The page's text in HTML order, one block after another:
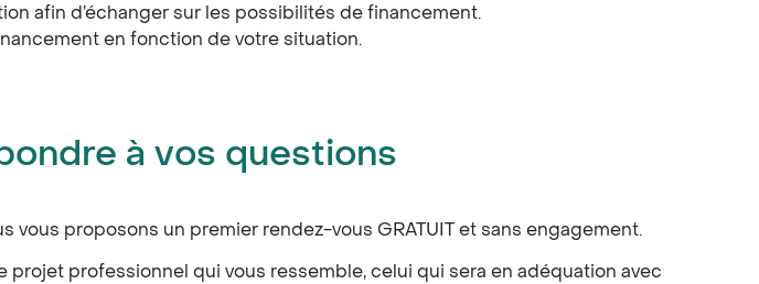
afin d’échanger sur les possibilités de financement.
en fonction de votre situation.
à vos questions
proposons un premier rendez-vous GRATUIT et sans engagement.
professionnel qui vous ressemble, celui qui sera en adéquation avec